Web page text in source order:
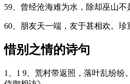
59、曾经沧海难为水，除却巫山不
60、朋友天一端，友于甚相欢。珍
惜别之情的诗句
1、1 9、荒村带返照，落叶乱纷纷